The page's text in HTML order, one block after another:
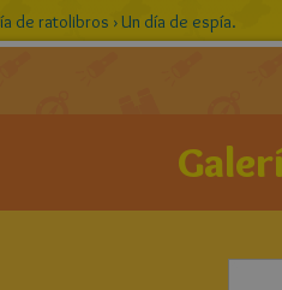
de ratolibros ›Un día de espía.